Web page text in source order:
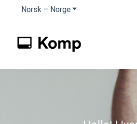
Norsk – Norge Vis undermeny for